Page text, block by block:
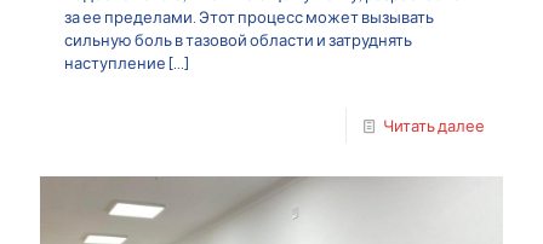
за ее пределами. Этот процесс может вызывать
сильную боль в тазовой области и затруднять
наступление[…]
Читать далее